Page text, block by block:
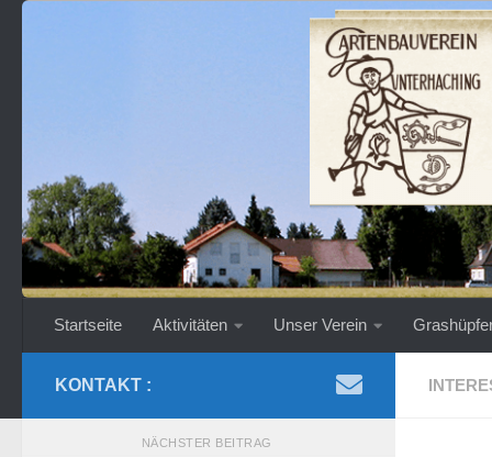
Startseite Aktivitäten Unser Verein
KONTAKT :
NÄCHSTER BEITRAG